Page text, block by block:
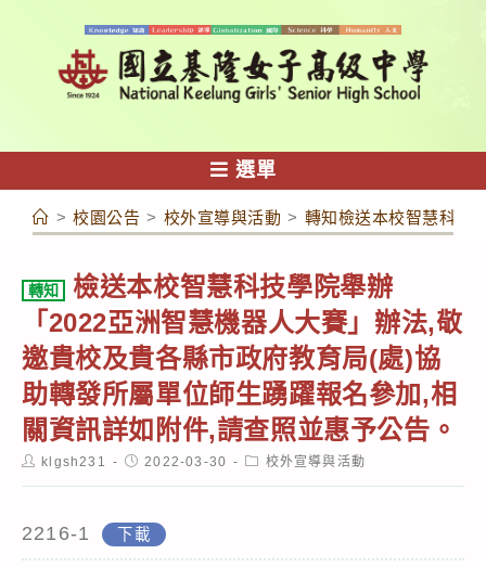
容
選單
> 校園公告 > 校外宣導與活動 > 轉知檢送本校智慧科技
轉知
檢送本校智慧科技學院舉辦
「2022亞洲智慧機器人大賽」辦法,敬
邀貴校及貴各縣市政府教育局(處)協
助轉發所屬單位師生踴躍報名參加,相
關資訊詳如附件,請查照並惠予公告。
Postklgsh231
Post2022-03-30
Post校外宣導與活動
2216-1 下載